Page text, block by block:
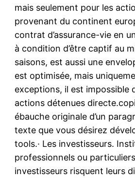
mais seulement pour les
provenant du continent
contrat d’assurance-vie en
à condition d’être captif au
saisons, est aussi une
est optimisée, mais
exceptions, il est impossible
actions détenues
ébauche originale d’un
texte que vous désirez
tools.· Les investisseurs.
professionnels ou
investisseurs risquent leurs